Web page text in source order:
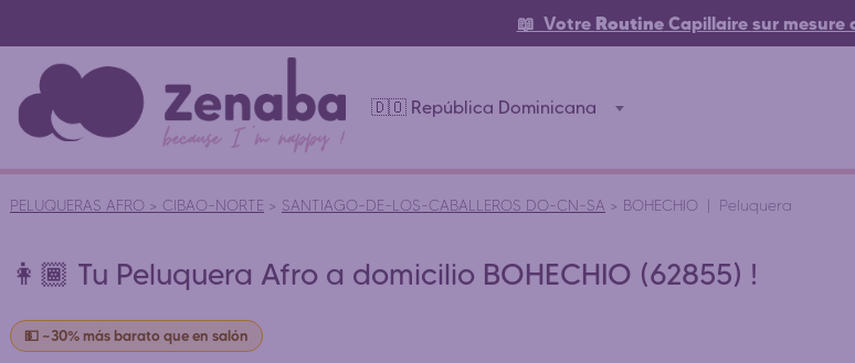
📖 Votre RoutineCapillaire sur mesure
🇩🇴 República Dominicana
PELUQUERAS AFRO > CIBAO-NORTE > SANTIAGO-DE-LOS-CABALLEROS DO-CN-SA > BOHECHIO Peluquera
👩🏾 Tu Peluquera Afro a domicilio BOHECHIO (62855) !
💵 ~30% más barato que en salón